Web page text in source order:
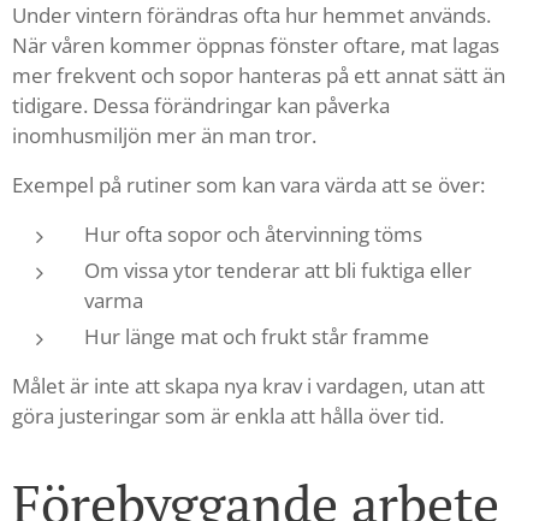
Under vintern förändras ofta hur hemmet används.
När våren kommer öppnas fönster oftare, mat lagas
mer frekvent och sopor hanteras på ett annat sätt än
tidigare. Dessa förändringar kan påverka
inomhusmiljön mer än man tror.
Exempel på rutiner som kan vara värda att se över:
Hur ofta sopor och återvinning töms
Om vissa ytor tenderar att bli fuktiga eller
varma
Hur länge mat och frukt står framme
Målet är inte att skapa nya krav i vardagen, utan att
göra justeringar som är enkla att hålla över tid.
Förebyggande arbete